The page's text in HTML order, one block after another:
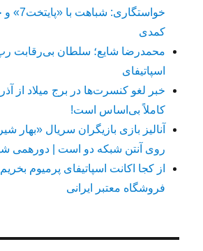
کمدی
محمدرضا شایع؛ سلطان بی‌رقابت
اسپاتیفای
خبر لغو کنسرت‌ها در برج میلاد از
کاملاً بی‌اساس است!
آنالیز بازی بازیگران سریال «بهار
روی آنتن شبکه دو است | دورهمی
فروشگاه معتبر ایرانی